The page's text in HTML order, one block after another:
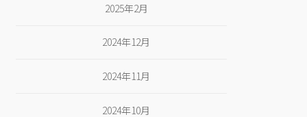
2025年2月
2024年12月
2024年11月
2024年10月